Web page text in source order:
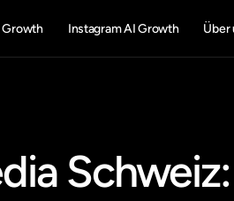
Growth Instagram AI Growth Über